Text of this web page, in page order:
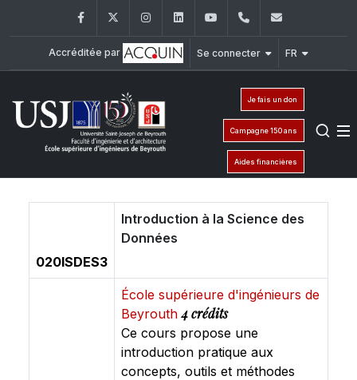
FacebookTwitter InstagramLinkedInYouTube+961 (1) 421 317
Accréditée par Se connecter FR
Je fais un don
Campagne 150 ans
Aides financières
020ISDES3
Introduction à la Science des
Données
École supérieure d'ingénieurs de
Beyrouth4 crédits
Ce cours propose une
introduction pratique aux
concepts, outils et méthodes